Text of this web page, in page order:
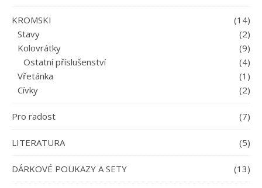
KROMSKI
(14)
Stavy
(2)
Kolovrátky
(9)
Ostatní příslušenství
(4)
Vřetánka
(1)
Cívky
(2)
Pro radost (7)
LITERATURA (5)
DÁRKOVÉ POUKAZY A SETY (13)